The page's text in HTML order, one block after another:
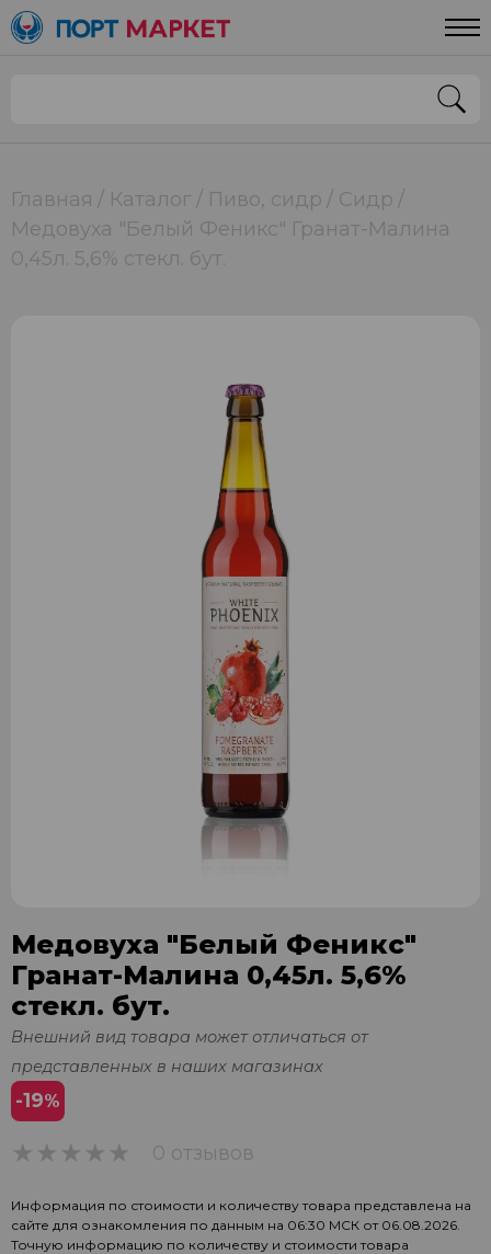
Главная Каталог Пиво, сидр
Сидр
Медовуха "Белый Феникс" Гранат-Малина
0,45л. 5,6% стекл. бут.
Медовуха "Белый Феникс"
Гранат-Малина 0,45л. 5,6%
стекл. бут.
Внешний вид товара может отличаться от
представленных в наших магазинах
-19%
0 отзывов
Информация по стоимости и количеству товара представлена на
сайте для ознакомления по данным на 06:30 МСК от 06.08.2026.
Точную информацию по количеству и стоимости товара